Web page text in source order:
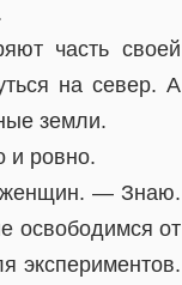
часть своей
на север. А
земли.
и ровно.
женщин. — Знаю.
освободимся от
экспериментов.